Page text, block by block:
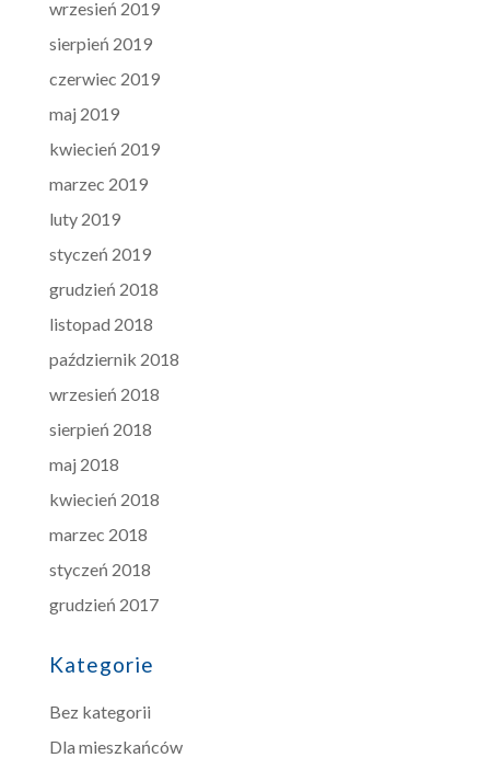
wrzesień 2019
sierpień 2019
czerwiec 2019
maj 2019
kwiecień 2019
marzec 2019
luty 2019
styczeń 2019
grudzień 2018
listopad 2018
październik 2018
wrzesień 2018
sierpień 2018
maj 2018
kwiecień 2018
marzec 2018
styczeń 2018
grudzień 2017
Kategorie
Bez kategorii
Dla mieszkańców